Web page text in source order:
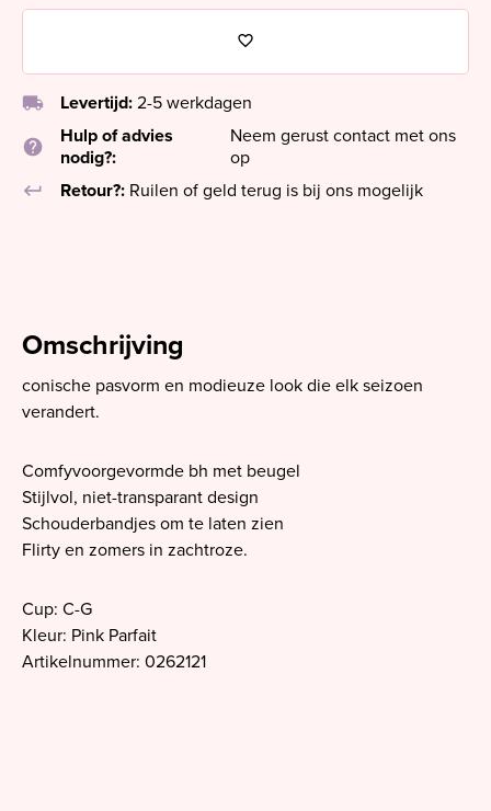
local_shipping Levertijd: 2-5 werkdagen
help
Hulp of advies
nodig?:
Neem gerust contact met ons
op
keyboard_return
Retour?: Ruilen of geld terug is bij ons mogelijk
Omschrijving
conische pasvorm en modieuze look die elk seizoen
verandert.
Comfyvoorgevormde bh met beugel
Stijlvol, niet-transparant design
Schouderbandjes om te laten zien
Flirty en zomers in zachtroze.
Cup: C-G
Kleur: Pink Parfait
Artikelnummer: 0262121